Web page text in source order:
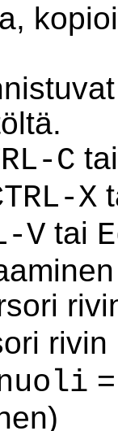
C
X
V tai
rivin